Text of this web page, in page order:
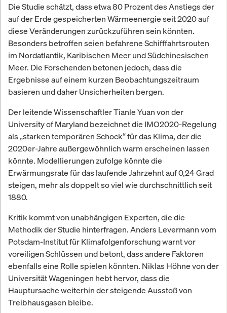
Die Studie schätzt, dass etwa 80 Prozent des Anstiegs der
auf der Erde gespeicherten Wärmeenergie seit 2020 auf
diese Veränderungen zurückzuführen sein könnten.
Besonders betroffen seien befahrene Schifffahrtsrouten
im Nordatlantik, Karibischen Meer und Südchinesischen
Meer. Die Forschenden betonen jedoch, dass die
Ergebnisse auf einem kurzen Beobachtungszeitraum
basieren und daher Unsicherheiten bergen.
Der leitende Wissenschaftler Tianle Yuan von der
University of Maryland bezeichnet die IMO2020-Regelung
als „starken temporären Schock“ für das Klima, der die
2020er-Jahre außergewöhnlich warm erscheinen lassen
könnte. Modellierungen zufolge könnte die
Erwärmungsrate für das laufende Jahrzehnt auf 0,24 Grad
steigen, mehr als doppelt so viel wie durchschnittlich seit
1880.
Kritik kommt von unabhängigen Experten, die die
Methodik der Studie hinterfragen. Anders Levermann vom
Potsdam-Institut für Klimafolgenforschung warnt vor
voreiligen Schlüssen und betont, dass andere Faktoren
ebenfalls eine Rolle spielen könnten. Niklas Höhne von der
Universität Wageningen hebt hervor, dass die
Hauptursache weiterhin der steigende Ausstoß von
Treibhausgasen bleibe.